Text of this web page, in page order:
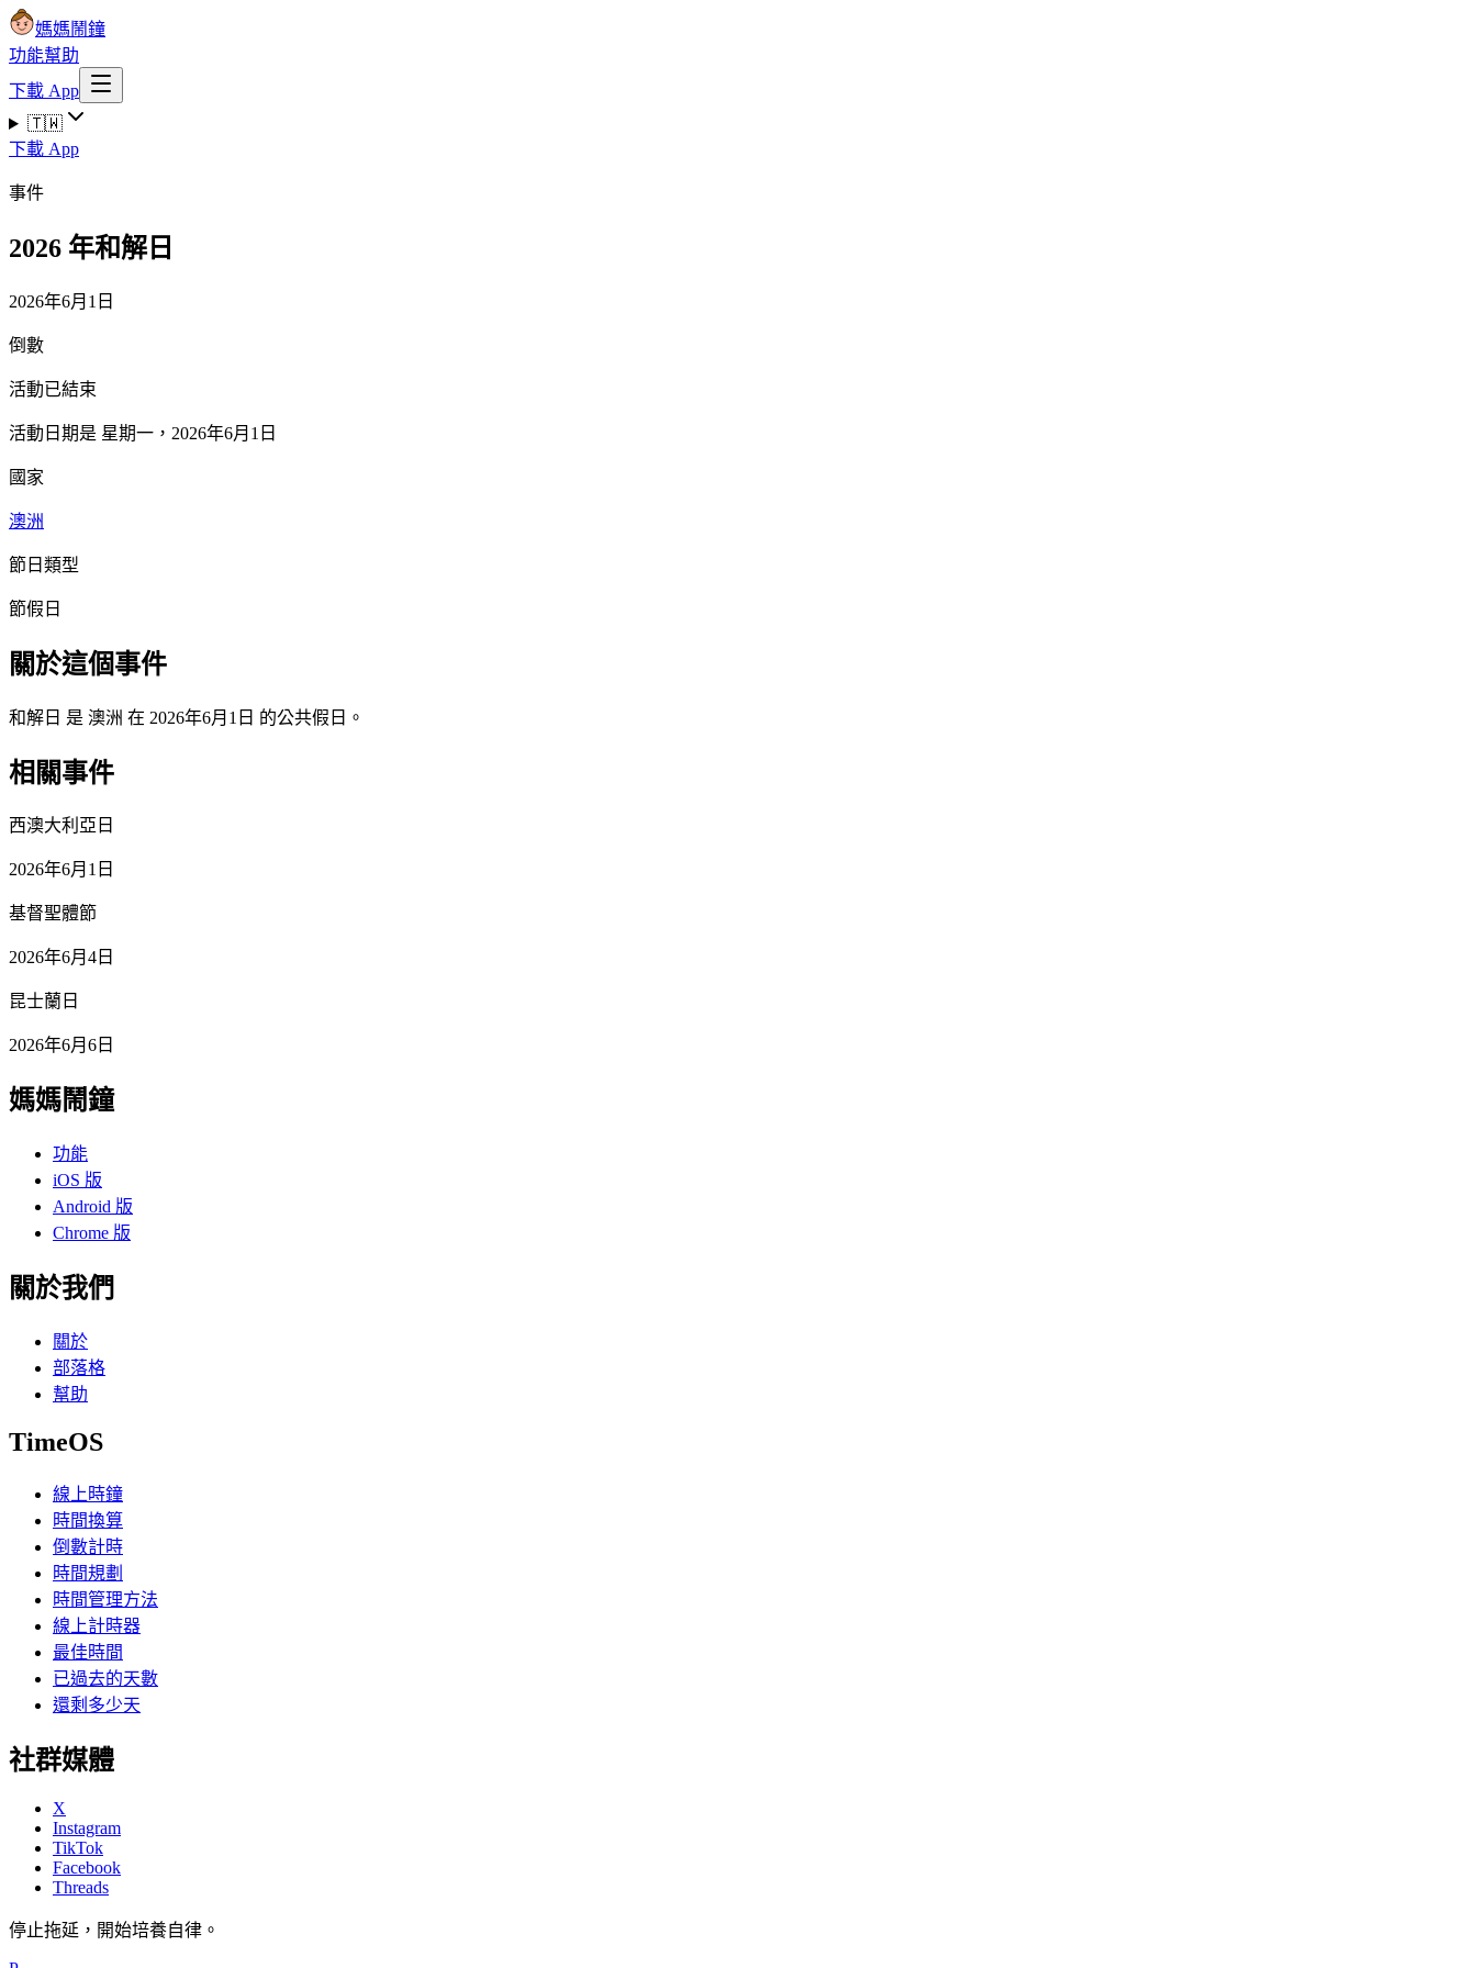
媽媽鬧鐘
功能幫助
下載 App
🇹🇼
下載 App
事件
2026 年和解日
2026年6月1日
倒數
活動已結束
活動日期是 星期一，2026年6月1日
國家
澳洲
節日類型
節假日
關於這個事件
和解日 是 澳洲 在 2026年6月1日 的公共假日。
相關事件
西澳大利亞日
2026年6月1日
基督聖體節
2026年6月4日
昆士蘭日
2026年6月6日
媽媽鬧鐘
功能
iOS 版
Android 版
Chrome 版
關於我們
關於
部落格
幫助
TimeOS
線上時鐘
時間換算
倒數計時
時間規劃
時間管理方法
線上計時器
最佳時間
已過去的天數
還剩多少天
社群媒體
X
Instagram
TikTok
Facebook
Threads
停止拖延，開始培養自律。